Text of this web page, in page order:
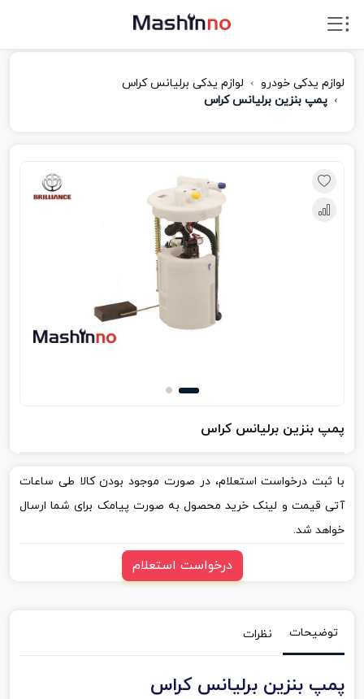
لوازم یدکی خودرو
لوازم یدکی برلیانس کراس
پمپ بنزین برلیانس کراس
پمپ بنزین برلیانس کراس
با ثبت درخواست استعلام، در صورت موجود بودن کالا طی ساعات
آتی قیمت و لینک خرید محصول به صورت پیامک برای شما ارسال
خواهد شد.
درخواست استعلام
توضیحات نظرات
پمپ بنزین برلیانس کراس